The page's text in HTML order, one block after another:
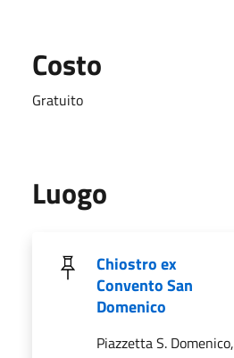
Costo
Gratuito
Luogo
Chiostro ex
Convento San
Domenico
Piazzetta S. Domenico,